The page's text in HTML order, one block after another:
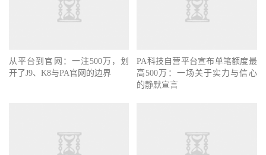
从平台到官网：一注500万，划
开了J9、K8与PA官网的边界
PA科技自营平台宣布单笔额度最
高500万：一场关于实力与信心
的静默宣言